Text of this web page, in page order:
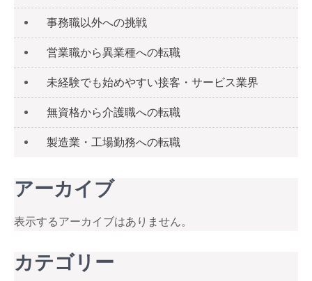
事務職以外への挑戦
営業職から異業種への転職
未経験でも始めやすい接客・サービス業界
無資格から介護職への転職
製造業・工場勤務への転職
アーカイブ
表示するアーカイブはありません。
カテゴリー